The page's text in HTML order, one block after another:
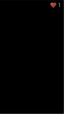
1